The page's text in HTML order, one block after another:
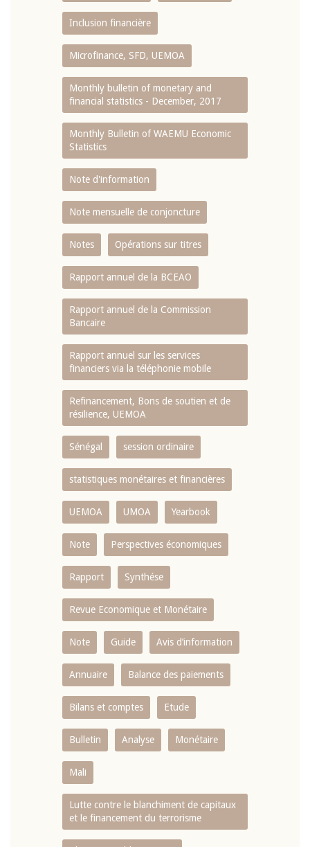
Inclusion financière
Microfinance, SFD, UEMOA
Monthly bulletin of monetary and
financial statistics - December, 2017
Monthly Bulletin of WAEMU Economic
Statistics
Note d'information
Note mensuelle de conjoncture
Notes Opérations sur titres
Rapport annuel de la BCEAO
Rapport annuel de la Commission
Bancaire
Rapport annuel sur les services
financiers via la téléphonie mobile
Refinancement, Bons de soutien et de
résilience, UEMOA
Sénégal session ordinaire
statistiques monétaires et financières
UEMOA UMOA Yearbook
Note Perspectives économiques
Rapport Synthése
Revue Economique et Monétaire
Note Guide Avis d’information
Annuaire Balance des paiements
Bilans et comptes Etude
Bulletin Analyse Monétaire
Mali
Lutte contre le blanchiment de capitaux
et le financement du terrorisme